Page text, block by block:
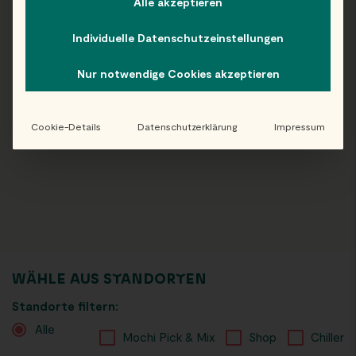
WÄHLE AUS STANDORTEN
Standorte filtern:
Alle
Mochi Pick & Mix Shop Chiller
Individuelle Datenschutzeinstellungen
Nur notwendige Cookies akzeptieren
Cookie-Details Datenschutzerklärung Impressum